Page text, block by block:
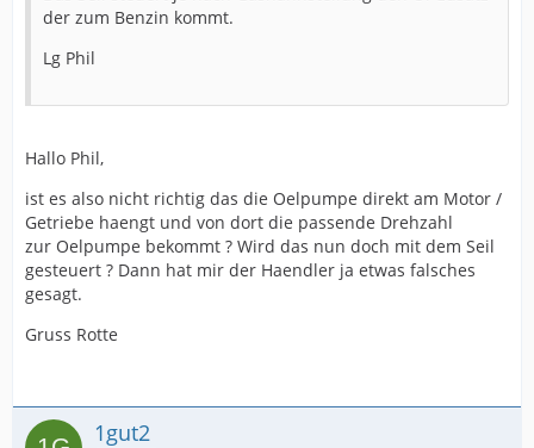
der zum Benzin kommt.
Lg Phil
Hallo Phil,
ist es also nicht richtig das die Oelpumpe direkt am Motor /
Getriebe haengt und von dort die passende Drehzahl
zur Oelpumpe bekommt ? Wird das nun doch mit dem Seil
gesteuert ? Dann hat mir der Haendler ja etwas falsches
gesagt.
Gruss Rotte
1gut2